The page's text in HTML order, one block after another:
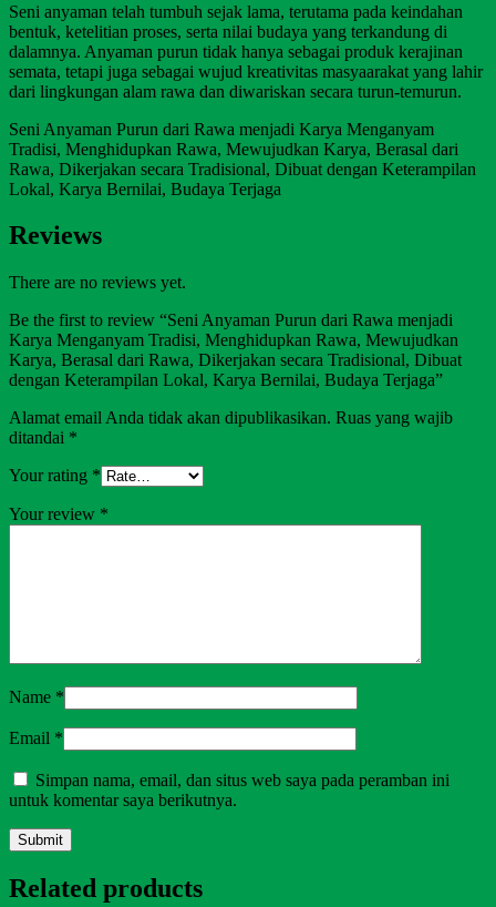
Seni anyaman telah tumbuh sejak lama, terutama pada keindahan
bentuk, ketelitian proses, serta nilai budaya yang terkandung di
dalamnya. Anyaman purun tidak hanya sebagai produk kerajinan
semata, tetapi juga sebagai wujud kreativitas masyaarakat yang lahir
dari lingkungan alam rawa dan diwariskan secara turun-temurun.
Seni Anyaman Purun dari Rawa menjadi Karya Menganyam
Tradisi, Menghidupkan Rawa, Mewujudkan Karya, Berasal dari
Rawa, Dikerjakan secara Tradisional, Dibuat dengan Keterampilan
Lokal, Karya Bernilai, Budaya Terjaga
Reviews
There are no reviews yet.
Be the first to review “Seni Anyaman Purun dari Rawa menjadi
Karya Menganyam Tradisi, Menghidupkan Rawa, Mewujudkan
Karya, Berasal dari Rawa, Dikerjakan secara Tradisional, Dibuat
dengan Keterampilan Lokal, Karya Bernilai, Budaya Terjaga”
Alamat email Anda tidak akan dipublikasikan. Ruas yang wajib
ditandai *
Your rating *
Your review *
Name *
Email *
Simpan nama, email, dan situs web saya pada peramban ini
untuk komentar saya berikutnya.
Related products